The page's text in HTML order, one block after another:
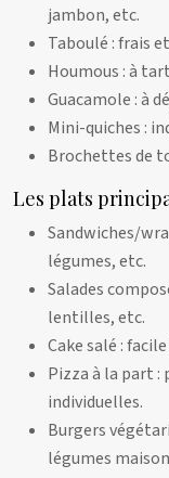
jambon, etc.
Taboulé : frais
Houmous : à
Guacamole : à
Mini-quiches :
Brochettes de
Les plats
Sandwiches/
légumes, etc.
Salades
lentilles, etc.
Cake salé :
Pizza à la part :
individuelles.
Burgers
légumes